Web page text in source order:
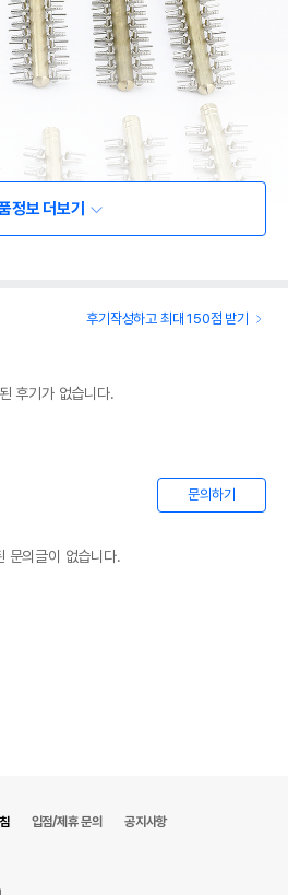
상품상세설명 참조
품상세설명 참조
품상세설명 참조
정보 더보기
후기작성하고 최대 150점 받기
후기가 없습니다.
문의하기
문의글이 없습니다.
입점/제휴 문의 공지사항